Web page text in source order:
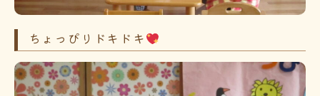
ちょっぴりドキドキ